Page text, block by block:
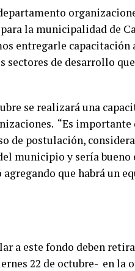
la municipalidad de
entregarle
sectores de desarrollo
se realizará una
“Es
de postulación,
municipio y sería
agregando que habrá un
a este fondo deben
22 de octubre- en la